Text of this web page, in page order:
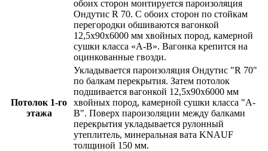
обоих сторон монтируется пароизоляция
Ондутис R 70. С обоих сторон по стойкам
перегородки обшиваются вагонкой
12,5х90х6000 мм хвойных пород, камерной
сушки класса «А-В». Вагонка крепится на
оцинкованные гвозди.
Потолок 1-го
этажа
Укладывается пароизоляция Ондутис "R 70"
по балкам перекрытия. Затем потолок
подшивается вагонкой 12,5х90х6000 мм
хвойных пород, камерной сушки класса "А-
В". Поверх пароизоляции между балками
перекрытия укладывается рулонный
утеплитель, минеральная вата KNAUF
толщиной 150 мм.